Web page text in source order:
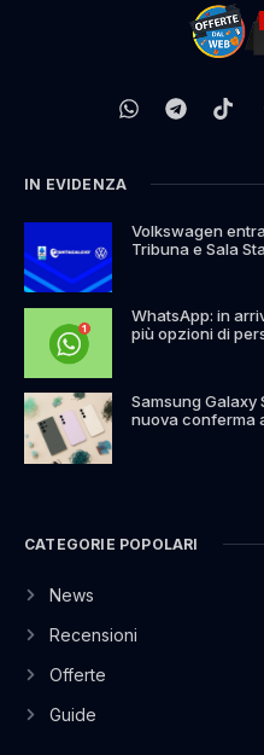
IN EVIDENZA
Volkswagen
Tribuna e Sala
WhatsApp: in
più opzioni di
Samsung Galaxy
nuova conferma
CATEGORIE POPOLARI
News
Recensioni
Offerte
Guide